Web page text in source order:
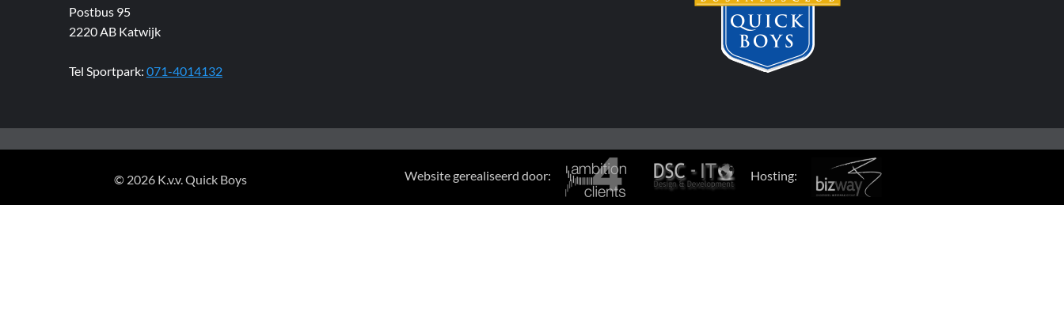
Postbus 95
2220 AB Katwijk
Tel Sportpark: 071-4014132
© 2026 K.v.v. Quick Boys Website gerealiseerd door: Hosting: